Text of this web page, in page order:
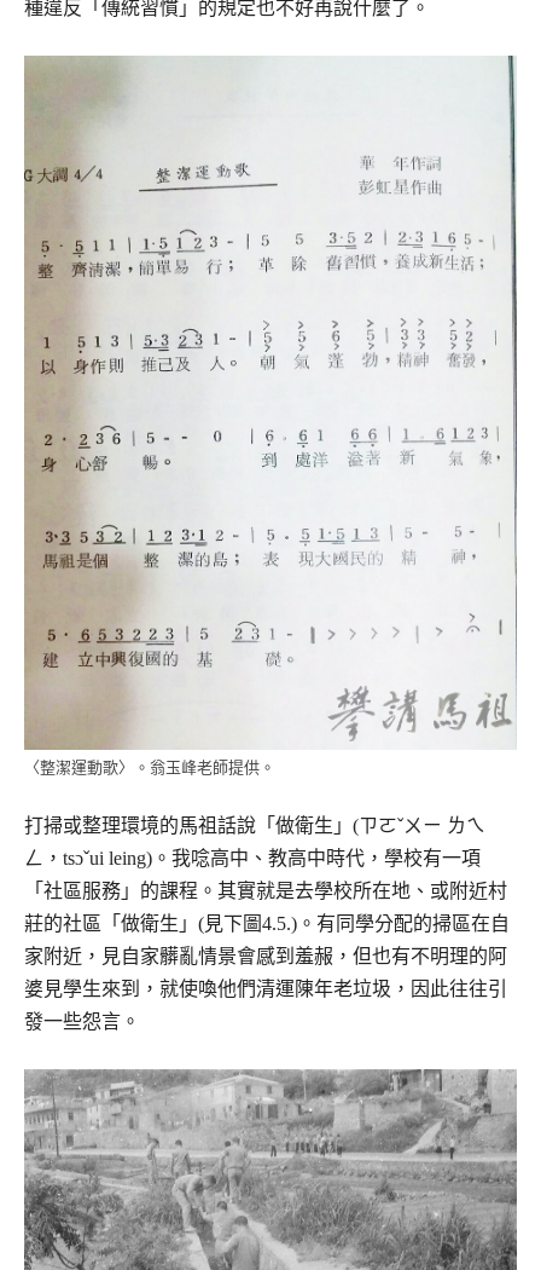
種違反「傳統習慣」的規定也不好再說什麼了。
〈整潔運動歌〉。翁玉峰老師提供。
打掃或整理環境的馬祖話說「做衛生」(ㄗㄛˇㄨㄧ ㄌㄟ
ㄥ，tsɔˇui leing)。我唸高中、教高中時代，學校有一項
「社區服務」的課程。其實就是去學校所在地、或附近村
莊的社區「做衛生」(見下圖4.5.)。有同學分配的掃區在自
家附近，見自家髒亂情景會感到羞赧，但也有不明理的阿
婆見學生來到，就使喚他們清運陳年老垃圾，因此往往引
發一些怨言。